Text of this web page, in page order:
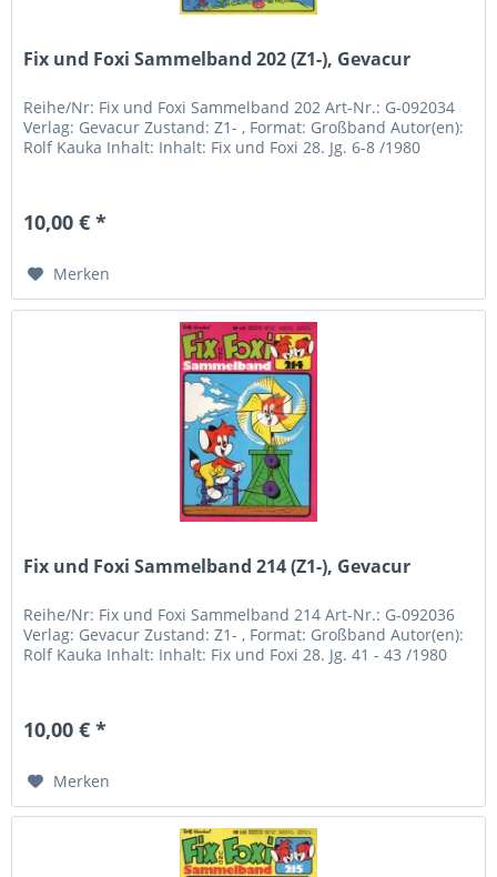
Fix und Foxi Sammelband 202 (Z1-), Gevacur
Reihe/Nr: Fix und Foxi Sammelband 202 Art-Nr.: G-092034
Verlag: Gevacur Zustand: Z1- , Format: Großband Autor(en):
Rolf Kauka Inhalt: Inhalt: Fix und Foxi 28. Jg. 6-8 /1980
10,00 € *
Merken
Fix und Foxi Sammelband 214 (Z1-), Gevacur
Reihe/Nr: Fix und Foxi Sammelband 214 Art-Nr.: G-092036
Verlag: Gevacur Zustand: Z1- , Format: Großband Autor(en):
Rolf Kauka Inhalt: Inhalt: Fix und Foxi 28. Jg. 41 - 43 /1980
10,00 € *
Merken